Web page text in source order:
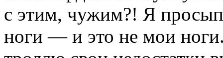
с этим, чужим?! Я
ноги — и это не мои